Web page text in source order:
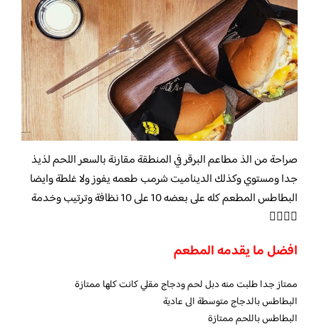
صراحة من الذ مطاعم البرقر في المنطقة مقارنة بالسعر اللحم لذيذ
جدا ومستوي وكذلك الديناميت شرمب طعمه يفوز ولا غلطة وايضا
البطاطس المطعم كله على بعضه 10 على 10 نظافة وترتيب وخدمة
👌🏻👌🏻
افضل ما يقدمه المطعم
ممتاز جدا طلبت منه دبل لحم ودجاج مقلي كانت كلها ممتازة
البطاطس بالدجاج متوسطة الى عادية
البطاطس باللحم ممتازة